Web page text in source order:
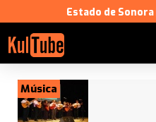
Estado de Sonora
Música